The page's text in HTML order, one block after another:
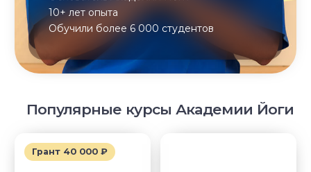
Курс «Инь-йога: искусство расслабления»
Курс «Йогатерапия опорно‑двигательного
аппарата»
Блог Академии Йоги
Клуб Академии
Курс «Йога для начинающих»
Курс «Йога для беременных»
Курс «Преподаватель йоги для детей»